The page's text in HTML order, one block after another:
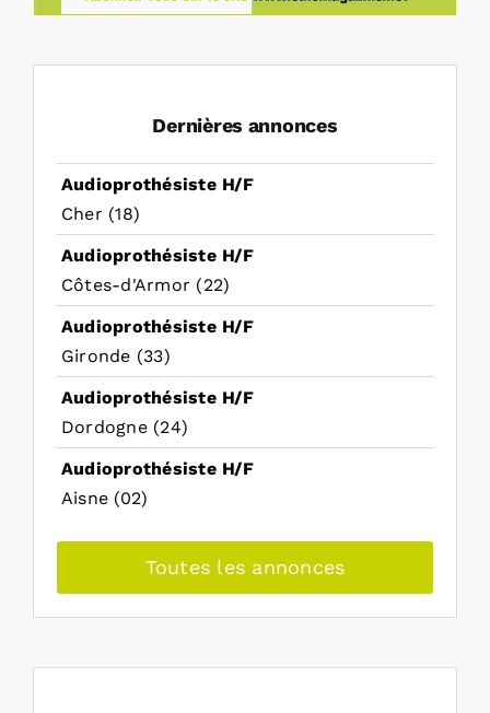
Dernières annonces
Audioprothésiste H/F
Cher (18)
Audioprothésiste H/F
Côtes-d'Armor (22)
Audioprothésiste H/F
Gironde (33)
Audioprothésiste H/F
Dordogne (24)
Audioprothésiste H/F
Aisne (02)
Toutes les annonces